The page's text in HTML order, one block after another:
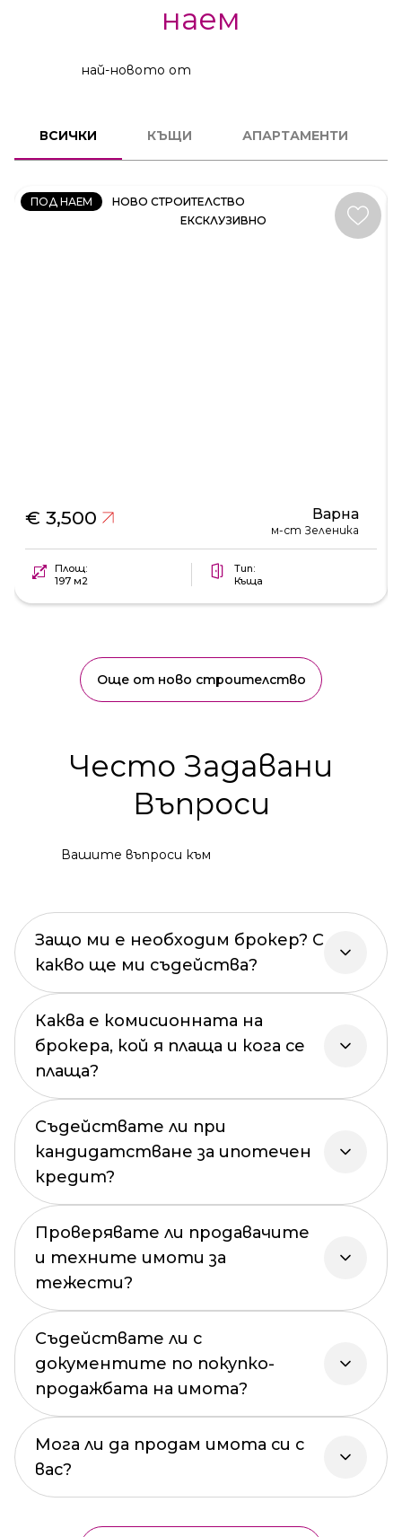
наем
най-новото от
ВСИЧКИ КЪЩИ АПАРТАМЕНТИ
ПОД НАЕМ
НОВО СТРОИТЕЛСТВО
ЕКСКЛУЗИВНО
КЪЩА
КОД:
35414
€ 3,500 Варна
м-ст Зеленика
Площ:
197 м2
Тип:
Къща
Още от ново строителство
Често Задавани
Въпроси
Вашите въпроси към
Защо ми е необходим брокер? С
какво ще ми съдейства?
Каква е комисионната на
брокера, кой я плаща и кога се
плаща?
Съдействате ли при
кандидатстване за ипотечен
кредит?
Проверявате ли продавачите
и техните имоти за
тежести?
Съдействате ли с
документите по покупко-
продажбата на имота?
Мога ли да продам имота си с
вас?